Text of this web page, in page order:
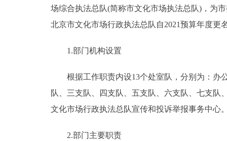
场综合执法总队(简称市文化市场执法总队)，为
北京市文化市场行政执法总队自2021预算年度更
1.部门机构设置
根据工作职责内设13个处室队，分别为：办公
队、三支队、四支队、五支队、六支队、七支队
文化市场行政执法总队宣传和投诉举报事务中心
2.部门主要职责